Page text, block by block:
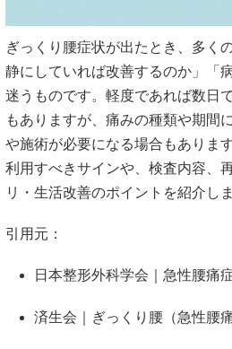
ぎっくり腰症状が出たとき、多く
静にしていれば改善するのか」「
迷うものです。軽度であれば数日
もありますが、痛みの種類や期間
や施術が必要になる場合もありま
利用すべきサインや、検査内容、
リ・生活改善のポイントを紹介しま
引用元：
日本整形外科学会｜急性腰痛
済生会｜ぎっくり腰（急性腰痛